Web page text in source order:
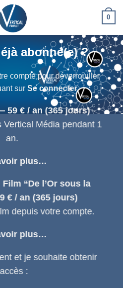
0
abonné(e) ?
compte pour déverrouiller
sur Se connecter
59 € / an (365 jours)
Média pendant 1
an.
plus…
“De l’Or sous la
€ / an (365 jours)
depuis votre compte.
plus…
et je souhaite obtenir
: